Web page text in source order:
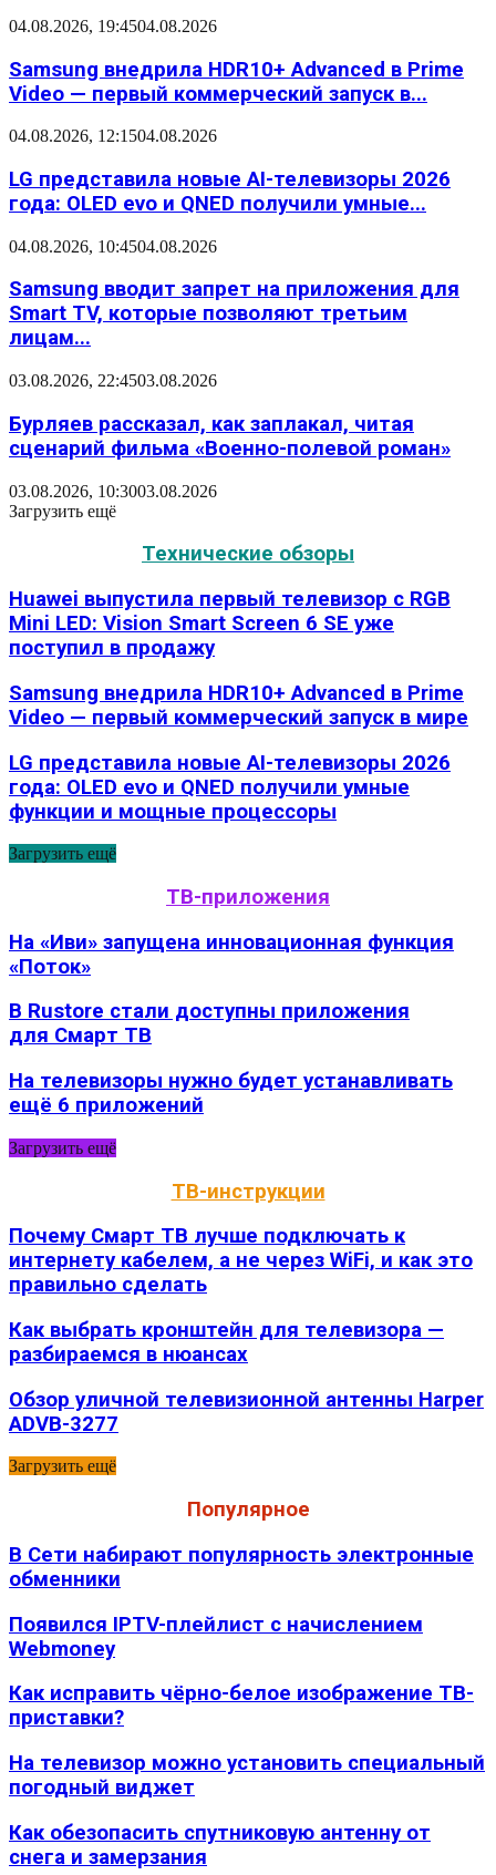
04.08.2026, 19:4504.08.2026
Samsung внедрила HDR10+ Advanced в Prime
Video — первый коммерческий запуск в...
04.08.2026, 12:1504.08.2026
LG представила новые AI-телевизоры 2026
года: OLED evo и QNED получили умные...
04.08.2026, 10:4504.08.2026
Samsung вводит запрет на приложения для
Smart TV, которые позволяют третьим
лицам...
03.08.2026, 22:4503.08.2026
Бурляев рассказал, как заплакал, читая
сценарий фильма «Военно-полевой роман»
03.08.2026, 10:3003.08.2026
Загрузить ещё
Технические обзоры
Huawei выпустила первый телевизор с RGB
Mini LED: Vision Smart Screen 6 SE уже
поступил в продажу
Samsung внедрила HDR10+ Advanced в Prime
Video — первый коммерческий запуск в мире
LG представила новые AI-телевизоры 2026
года: OLED evo и QNED получили умные
функции и мощные процессоры
Загрузить ещё
ТВ-приложения
На «Иви» запущена инновационная функция
«Поток»
В Rustore стали доступны приложения
для Смарт ТВ
На телевизоры нужно будет устанавливать
ещё 6 приложений
Загрузить ещё
ТВ-инструкции
Почему Смарт ТВ лучше подключать к
интернету кабелем, а не через WiFi, и как это
правильно сделать
Как выбрать кронштейн для телевизора —
разбираемся в нюансах
Обзор уличной телевизионной антенны Harper
ADVB-3277
Загрузить ещё
Популярное
В Сети набирают популярность электронные
обменники
Появился IPTV-плейлист с начислением
Webmoney
Как исправить чёрно-белое изображение ТВ-
приставки?
На телевизор можно установить специальный
погодный виджет
Как обезопасить спутниковую антенну от
снега и замерзания